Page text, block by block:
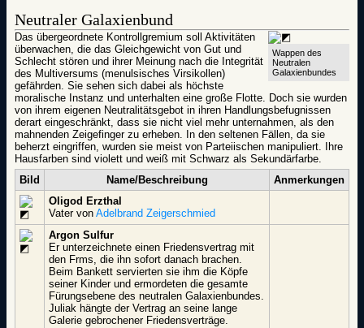
Neutraler Galaxienbund
Wappen des
Neutralen
Galaxienbundes
Das übergeordnete Kontrollgremium soll Aktivitäten
überwachen, die das Gleichgewicht von Gut und
Schlecht stören und ihrer Meinung nach die Integrität
des Multiversums (menulsisches Virsikollen)
gefährden. Sie sehen sich dabei als höchste
moralische Instanz und unterhalten eine große Flotte. Doch sie wurden
von ihrem eigenen Neutralitätsgebot in ihren Handlungsbefugnissen
derart eingeschränkt, dass sie nicht viel mehr unternahmen, als den
mahnenden Zeigefinger zu erheben. In den seltenen Fällen, da sie
beherzt eingriffen, wurden sie meist von Parteiischen manipuliert. Ihre
Hausfarben sind violett und weiß mit Schwarz als Sekundärfarbe.
Bild
Name/Beschreibung
Anmerkungen
Oligod Erzthal
Vater von Adelbrand Zeigerschmied
Argon Sulfur
Er unterzeichnete einen Friedensvertrag mit
den Frms, die ihn sofort danach brachen.
Beim Bankett servierten sie ihm die Köpfe
seiner Kinder und ermordeten die gesamte
Fürungsebene des neutralen Galaxienbundes.
Juliak hängte der Vertrag an seine lange
Galerie gebrochener Friedensverträge.